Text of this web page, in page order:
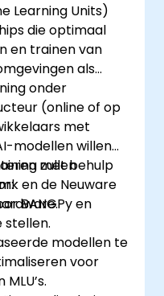
Learning Units)
die optimaal
en trainen van
als
onder
(online of op
met
modellen willen
met behulp
en de Neuware
zullen
BANGPy en
stellen.
modellen te
voor